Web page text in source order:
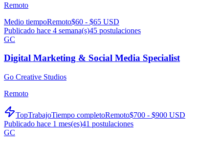
Remoto
Medio tiempoRemoto$60 - $65 USD
Publicado hace 4 semana(s)45 postulaciones
GC
Digital Marketing & Social Media Specialist
Go Creative Studios
Remoto
TopTrabajoTiempo completoRemoto$700 - $900 USD
Publicado hace 1 mes(es)41 postulaciones
GC